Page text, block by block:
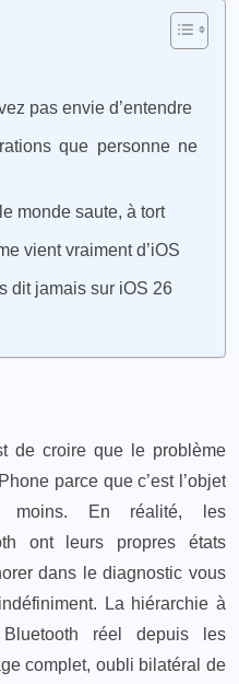
pas envie d’entendre
que personne ne
monde saute, à tort
vient vraiment d’iOS
dit jamais sur iOS 26
de croire que le problème
parce que c’est l’objet
moins. En réalité, les
ont leurs propres états
dans le diagnostic vous
La hiérarchie à
réel depuis les
complet, oubli bilatéral de